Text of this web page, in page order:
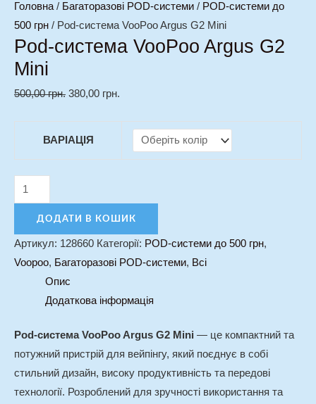
Головна / Багаторазові POD-системи / POD-системи до
500 грн / Pod-система VooPoo Argus G2 Mini
Pod-система VooPoo Argus G2
Mini
500,00грн. 380,00 грн.
ВАРІАЦІЯ
ДОДАТИ В КОШИК
Артикул: 128660 Категорії: POD-системи до 500 грн,
Voopoo, Багаторазові POD-системи, Всі
Опис
Додаткова інформація
Pod-система VooPoo Argus G2 Mini — це компактний та
потужний пристрій для вейпінгу, який поєднує в собі
стильний дизайн, високу продуктивність та передові
технології. Розроблений для зручності використання та